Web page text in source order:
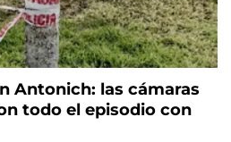
Antonich: las cámaras
todo el episodio con